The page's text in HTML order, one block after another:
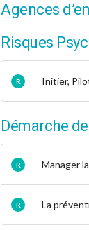
Agences
Risques
R Initier,
Démarche
R Manager
R La